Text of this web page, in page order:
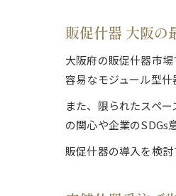
販促什器 大阪の
大阪府の販促什器市
容易なモジュール型什
また、限られたスペ
の関心や企業のSDGs
販促什器の導入を検